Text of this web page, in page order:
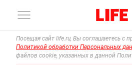
Посещая сайт life.ru, Вы соглашаетесь с
Политикой обработки Персональных
файлов cookie, указанных в данной